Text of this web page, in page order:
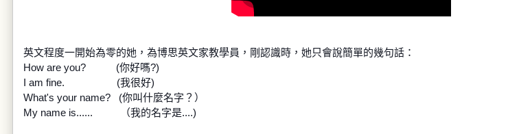
英文程度一開始為零的她，為博思英文家教學員，剛認識時，她只會說簡單的幾句話：
How are you? (你好嗎?)
I am fine. (我很好)
What's your name? (你叫什麼名字？）
My name is...... （我的名字是....)